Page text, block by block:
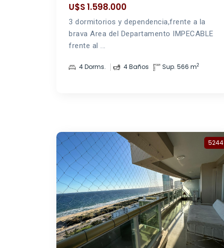
U$S 1.598.000
3 dormitorios y dependencia,frente a la
brava Area del Departamento IMPECABLE
frente al ...
4 Dorms. 4 Baños Sup. 566 m2
5244